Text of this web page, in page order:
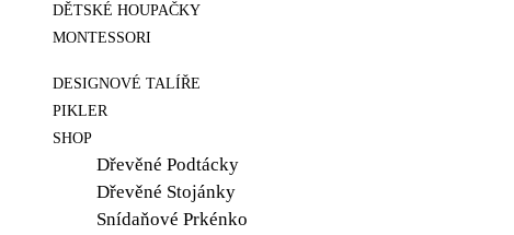
DĚTSKÉ HOUPAČKY
MONTESSORI
DESIGNOVÉ TALÍŘE
PIKLER
SHOP
Dřevěné Podtácky
Dřevěné Stojánky
Snídaňové Prkénko